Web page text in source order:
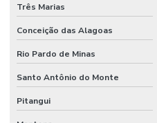
Três Marias
Conceição das Alagoas
Rio Pardo de Minas
Santo Antônio do Monte
Pitangui